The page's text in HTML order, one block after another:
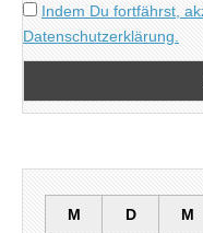
Indem Du fortfährst,
Datenschutzerklärung.
M
D M